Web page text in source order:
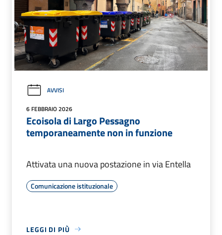
AVVISI
6 FEBBRAIO 2026
Ecoisola di Largo Pessagno
temporaneamente non in funzione
Attivata una nuova postazione in via Entella
Comunicazione istituzionale
LEGGI DI PIÙ